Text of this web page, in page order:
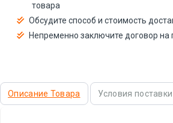
товара
Обсудите способ и стоимость
Непременно заключите договор на
Описание Товара Условия поставки